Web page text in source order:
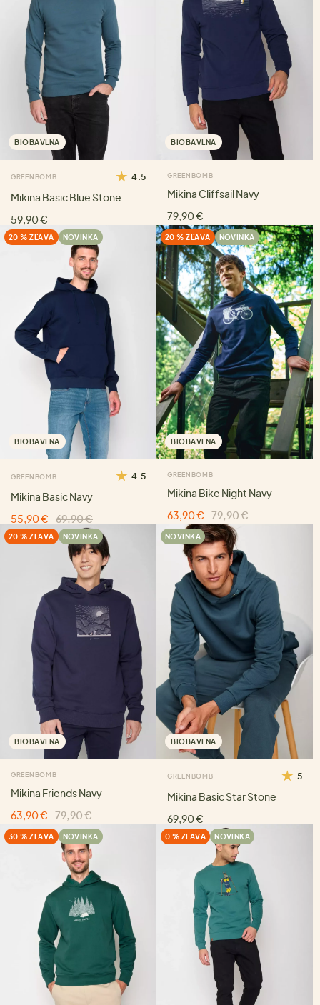
BIOBAVLNA
GREENBOMB 4.5
Mikina Basic Blue Stone
59,90 €
BIOBAVLNA
GREENBOMB
Mikina Cliffsail Navy
79,90 €
20 % ZĽAVA NOVINKA
BIOBAVLNA
GREENBOMB 4.5
Mikina Basic Navy
55,90 €
69,90 €
20 % ZĽAVA NOVINKA
BIOBAVLNA
GREENBOMB
Mikina Bike Night Navy
63,90 €
79,90 €
20 % ZĽAVA NOVINKA
BIOBAVLNA
GREENBOMB
Mikina Friends Navy
63,90 €
79,90 €
NOVINKA
BIOBAVLNA
GREENBOMB 5
Mikina Basic Star Stone
69,90 €
30 % ZĽAVA NOVINKA 0 % ZĽAVA NOVINKA